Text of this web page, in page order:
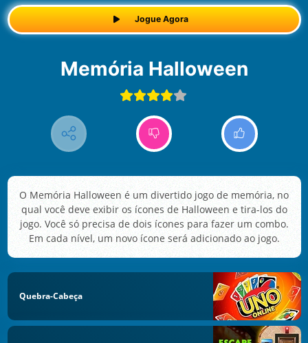
Jogue Agora
Memória Halloween
O Memória Halloween é um divertido jogo de memória, no
qual você deve exibir os ícones de Halloween e tira-los do
jogo. Você só precisa de dois ícones para fazer um combo.
Em cada nível, um novo ícone será adicionado ao jogo.
Quebra-Cabeça